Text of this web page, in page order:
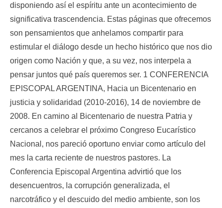
disponiendo así el espíritu ante un acontecimiento de
significativa trascendencia. Estas páginas que ofrecemos
son pensamientos que anhelamos compartir para
estimular el diálogo desde un hecho histórico que nos dio
origen como Nación y que, a su vez, nos interpela a
pensar juntos qué país queremos ser. 1 CONFERENCIA
EPISCOPAL ARGENTINA, Hacia un Bicentenario en
justicia y solidaridad (2010-2016), 14 de noviembre de
2008. En camino al Bicentenario de nuestra Patria y
cercanos a celebrar el próximo Congreso Eucarístico
Nacional, nos pareció oportuno enviar como artículo del
mes la carta reciente de nuestros pastores. La
Conferencia Episcopal Argentina advirtió que los
desencuentros, la corrupción generalizada, el
narcotráfico y el descuido del medio ambiente, son los